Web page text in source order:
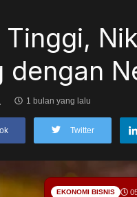
Tinggi,
dengan
1 bulan yang lalu
Twitter
EKONOMI BISNIS